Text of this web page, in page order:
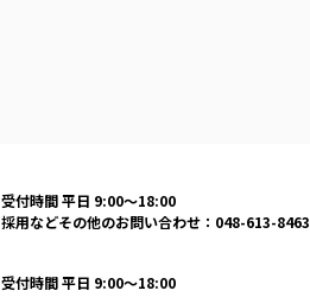
受付時間 平日 9:00〜18:00
採用などその他のお問い合わせ：048-613-8463
受付時間 平日 9:00〜18:00